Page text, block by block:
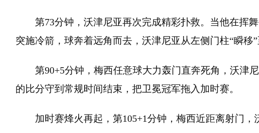
第73分钟，沃津尼亚再次完成精彩扑救。当他在挥
突施冷箭，球奔着远角而去，沃津尼亚从左侧门柱“瞬移
第90+5分钟，梅西任意球大力轰门直奔死角，沃津
的比分守到常规时间结束，把卫冕冠军拖入加时赛。
加时赛烽火再起，第105+1分钟，梅西近距离射门，